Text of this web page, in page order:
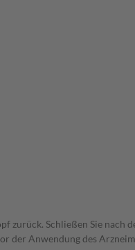
Schließen Sie nach
der Anwendung des